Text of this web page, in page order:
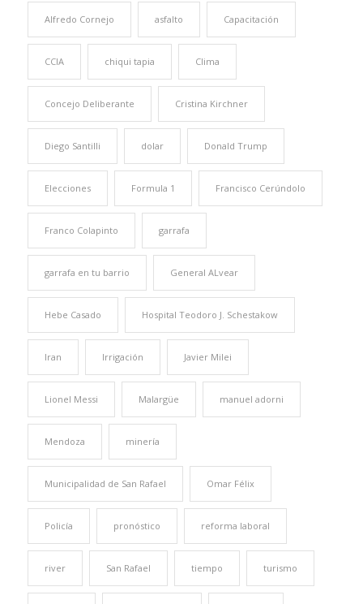
Alfredo Cornejo asfalto Capacitación
CCIA chiqui tapia Clima
Concejo Deliberante Cristina Kirchner
Diego Santilli dolar Donald Trump
Elecciones Formula 1 Francisco Cerúndolo
Franco Colapinto garrafa
garrafa en tu barrio General ALvear
Hebe Casado Hospital Teodoro J. Schestakow
Iran Irrigación Javier Milei
Lionel Messi Malargüe manuel adorni
Mendoza minería
Municipalidad de San Rafael Omar Félix
Policía pronóstico reforma laboral
river San Rafael tiempo turismo